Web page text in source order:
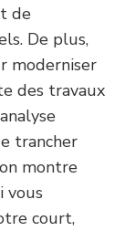
de
De plus,
moderniser
des travaux
trancher
montre
vous
court,